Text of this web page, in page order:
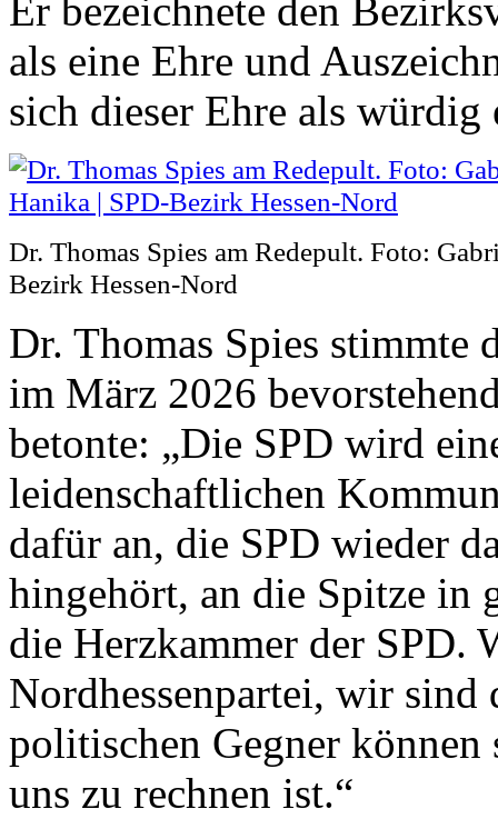
Er bezeichnete den
als eine Ehre und
sich dieser Ehre als würdig
Dr. Thomas Spies am Redepult. Foto:
Bezirk Hessen-Nord
Dr. Thomas Spies stimmte
im März 2026
betonte: „Die SPD wird
leidenschaftlichen
dafür an, die SPD wieder
hingehört, an die Spitze in
die Herzkammer der SPD.
Nordhessenpartei, wir
politischen Gegner
uns zu rechnen ist.“